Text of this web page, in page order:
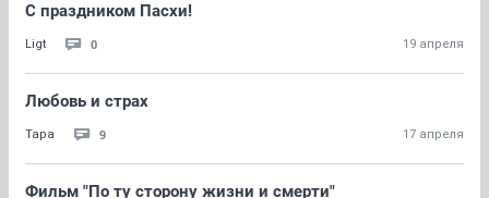
С праздником Пасхи!
Ligt 0 19 апреля
Любовь и страх
Тара 9 17 апреля
Фильм "По ту сторону жизни и смерти"